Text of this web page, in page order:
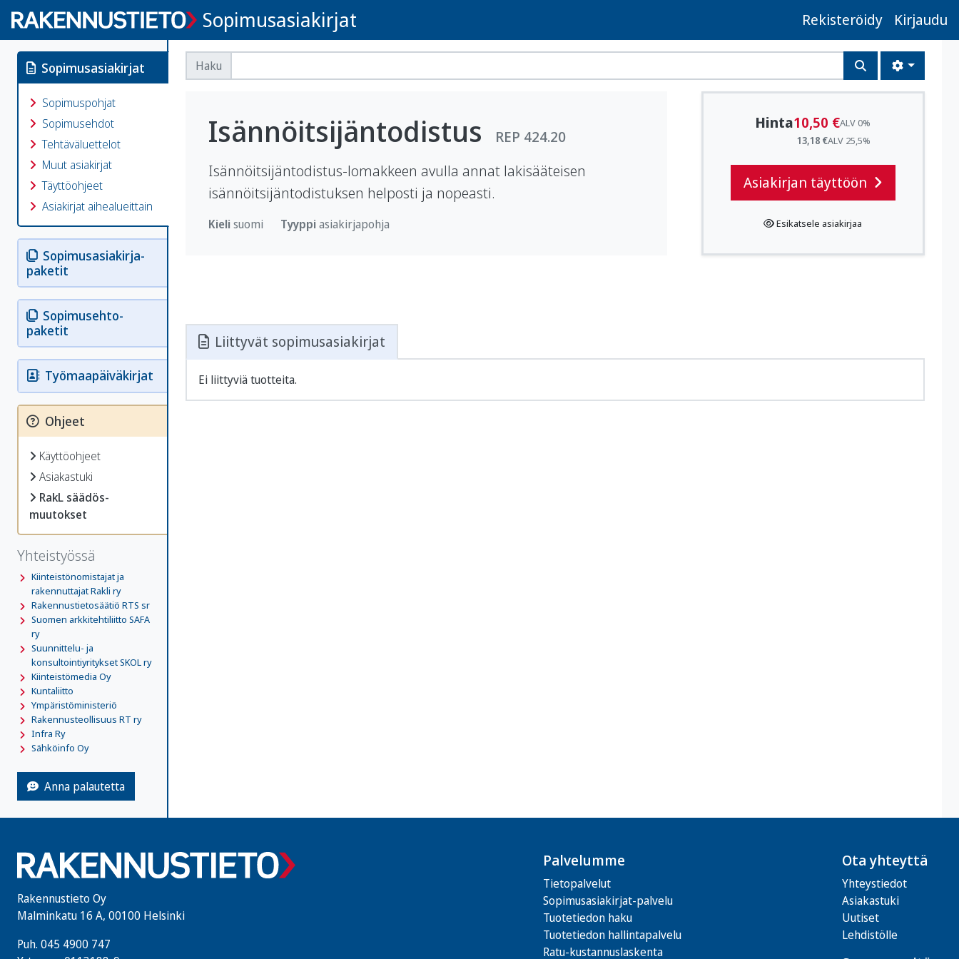
Sopimusasiakirjat Rekisteröidy Kirjaudu
Sopimusasiakirjat
Sopimuspohjat
Sopimusehdot
Tehtäväluettelot
Muut asiakirjat
Täyttöohjeet
Asiakirjat aihealueittain
Sopimusasiakirja­
paketit
Sopimusehto­
paketit
Työmaapäiväkirjat
Ohjeet
Käyttöohjeet
Asiakastuki
RakL säädös­
muutokset
Yhteistyössä
Kiinteistönomistajat ja
rakennuttajat Rakli ry
Rakennustietosäätiö RTS sr
Suomen arkkitehtiliitto SAFA
ry
Suunnittelu- ja
konsultointiyritykset SKOL ry
Kiinteistömedia Oy
Kuntaliitto
Ympäristöministeriö
Rakennusteollisuus RT ry
Infra Ry
Sähköinfo Oy
Anna palautetta
Haku
Isännöitsijäntodistus REP 424.20
Isännöitsijäntodistus-lomakkeen avulla annat lakisääteisen
isännöitsijäntodistuksen helposti ja nopeasti.
Kieli suomi Tyyppi asiakirjapohja
Hinta10,50 €ALV 0%
13,18 €ALV 25,5%
Asiakirjan täyttöön
Esikatsele asiakirjaa
Liittyvät sopimusasiakirjat
Ei liittyviä tuotteita.
Rakennustieto Oy
Malminkatu 16 A, 00100 Helsinki
Puh. 045 4900 747
Palvelumme
Tietopalvelut
Sopimusasiakirjat-palvelu
Tuotetiedon haku
Tuotetiedon hallintapalvelu
Ratu-kustannuslaskenta
Ota yhteyttä
Yhteystiedot
Asiakastuki
Uutiset
Lehdistölle